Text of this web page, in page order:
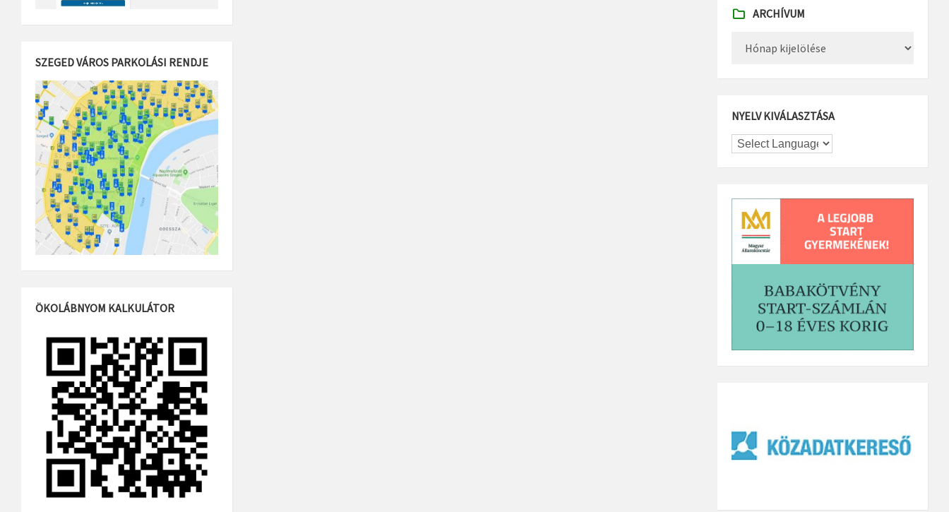
SZEGED VÁROS PARKOLÁSI RENDJE
ÖKOLÁBNYOM KALKULÁTOR
ARCHÍVUM
NYELV KIVÁLASZTÁSA